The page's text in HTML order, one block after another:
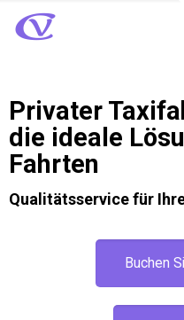
Privater
die ideale
Fahrten
Qualitätsservice für
Buchen